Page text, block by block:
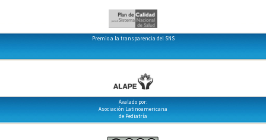
Premio a la transparencia del SNS
Avalado por:
Asociación Latinoamericana
de Pediatría